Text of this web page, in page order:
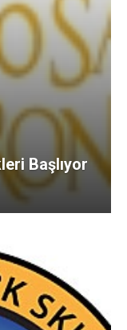
Başlıyor